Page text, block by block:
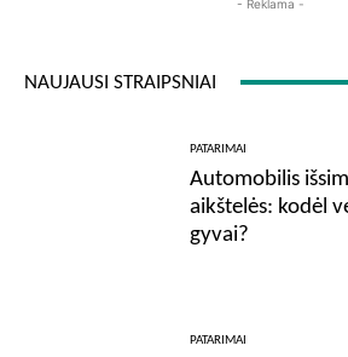
- Reklama -
NAUJAUSI STRAIPSNIAI
PATARIMAI
Automobilis
aikštelės: kodėl
gyvai?
PATARIMAI